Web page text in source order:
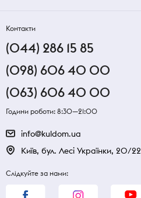
Контакти
(044) 286 15 85
(098) 606 40 00
(063) 606 40 00
Години роботи: 8:30—21:00
info@kuldom.ua
Київ, бул. Лесі Українки, 20/22
Слідкуйте за нами: